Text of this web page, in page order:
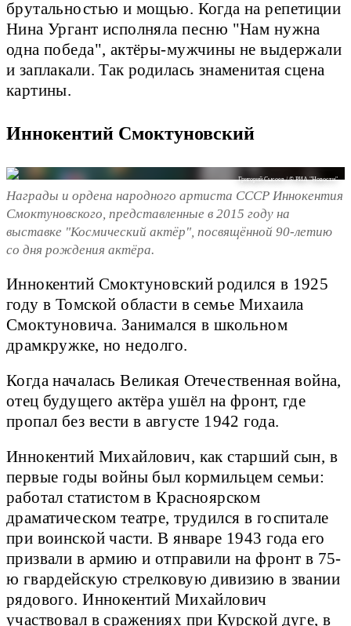
брутальностью и мощью. Когда на репетиции
Нина Ургант исполняла песню "Нам нужна
одна победа", актёры-мужчины не выдержали
и заплакали. Так родилась знаменитая сцена
картины.
Иннокентий Смоктуновский
Григорий Сысоев / © РИА "Новости"
Награды и ордена народного артиста СССР Иннокентия
Смоктуновского, представленные в 2015 году на
выставке "Космический актёр", посвящённой 90-летию
со дня рождения актёра.
Иннокентий Смоктуновский родился в 1925
году в Томской области в семье Михаила
Смоктуновича. Занимался в школьном
драмкружке, но недолго.
Когда началась Великая Отечественная война,
отец будущего актёра ушёл на фронт, где
пропал без вести в августе 1942 года.
Иннокентий Михайлович, как старший сын, в
первые годы войны был кормильцем семьи:
работал статистом в Красноярском
драматическом театре, трудился в госпитале
при воинской части. В январе 1943 года его
призвали в армию и отправили на фронт в 75-
ю гвардейскую стрелковую дивизию в звании
рядового. Иннокентий Михайлович
участвовал в сражениях при Курской дуге, в